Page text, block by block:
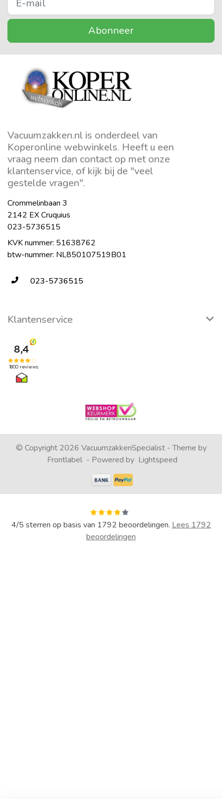
Abonneer
Vacuumzakken.nl is onderdeel van
Koperonline webwinkels. Heeft u een
vraag neem dan contact op met onze
klantenservice, of kijk bij de "veel
gestelde vragen".
Crommelinbaan 3
2142 EX Cruquius
023-5736515
KVK nummer: 51638762
btw-nummer: NL850107519B01
023-5736515
Klantenservice
© Copyright 2026 VacuumzakkenSpecialist - Theme by
Frontlabel - Powered by Lightspeed
4/5 sterren op basis van 1792 beoordelingen. Lees 1792
beoordelingen